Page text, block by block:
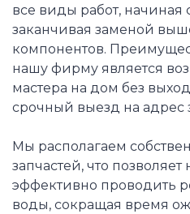
все виды работ, начиная
заканчивая заменой
компонентов.
нашу фирму является
мастера на дом без
срочный выезд на адрес
Мы располагаем
запчастей, что
эффективно проводить
воды, сокращая время